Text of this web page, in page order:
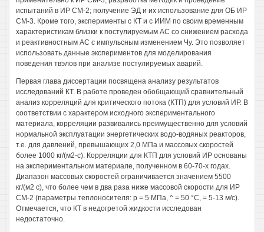
испытаний в ИР СМ-2; получение ЭД и их использование для ОБ ИР
СМ-3. Кроме того, эксперименты с КТ и с ИИМ по своим временным
характеристикам близки к постулируемым АС со снижением расхода
и реактивностным АС с импульсным изменением Чу. Это позволяет
использовать данные экспериментов для моделирования
поведения твэлов при анализе постулируемых аварий.
Первая глава диссертации посвящена анализу результатов
исследований КТ. В работе проведен обобщающий сравнительный
анализ корреляций для критического потока (КТП) для условий ИР. В
соответствии с характером исходного экспериментального
материала, корреляции развивались преимущественно для условий
нормальной эксплуатации энергетических водо-водяных реакторов,
т.е. для давлений, превышающих 2,0 МПа и массовых скоростей
более 1000 кг/(м2-с). Корреляции для КТП для условий ИР основаны
на экспериментальном материале, полученном в 60-70-х годах.
Диапазон массовых скоростей ограничивается значением 5500
кг/(м2 с), что более чем в два раза ниже массовой скорости для ИР
СМ-2 (параметры теплоносителя: р = 5 МПа, ^ = 50 °С, = 5-13 м/с).
Отмечается, что КТ в недогретой жидкости исследован
недостаточно.